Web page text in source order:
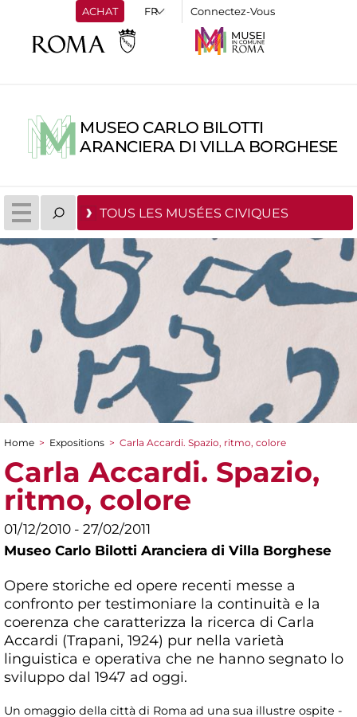
ACHAT Connectez-Vous
MUSEO CARLO BILOTTI
ARANCIERA DI VILLA BORGHESE
TOUS LES MUSÉES CIVIQUES
You are here
Home > Expositions > Carla Accardi. Spazio, ritmo, colore
Carla Accardi. Spazio,
ritmo, colore
01/12/2010 - 27/02/2011
Museo Carlo Bilotti Aranciera di Villa Borghese
Opere storiche ed opere recenti messe a
confronto per testimoniare la continuità e la
coerenza che caratterizza la ricerca di Carla
Accardi (Trapani, 1924) pur nella varietà
linguistica e operativa che ne hanno segnato lo
sviluppo dal 1947 ad oggi.
Un omaggio della città di Roma ad una sua illustre ospite -